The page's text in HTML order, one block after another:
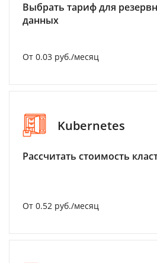
Выбрать тариф для
данных
От 0.03 руб./месяц
Kubernetes
Рассчитать стоимость
От 0.52 руб./месяц